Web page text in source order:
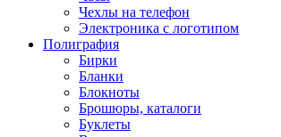
Чехлы на телефон
Электроника с логотипом
Полиграфия
Бирки
Бланки
Блокноты
Брошюры, каталоги
Буклеты